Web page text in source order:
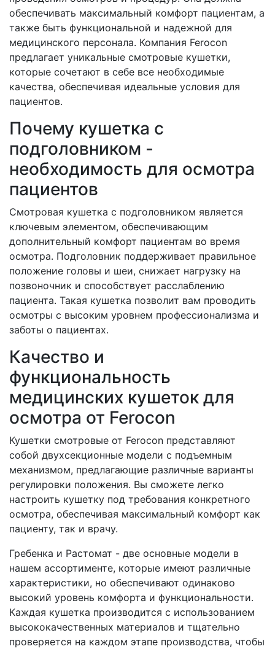
обеспечивать максимальный комфорт пациентам, а
также быть функциональной и надежной для
медицинского персонала. Компания Ferocon
предлагает уникальные смотровые кушетки,
которые сочетают в себе все необходимые
качества, обеспечивая идеальные условия для
пациентов.
Почему кушетка с
подголовником -
необходимость для осмотра
пациентов
Смотровая кушетка с подголовником является
ключевым элементом, обеспечивающим
дополнительный комфорт пациентам во время
осмотра. Подголовник поддерживает правильное
положение головы и шеи, снижает нагрузку на
позвоночник и способствует расслаблению
пациента. Такая кушетка позволит вам проводить
осмотры с высоким уровнем профессионализма и
заботы о пациентах.
Качество и
функциональность
медицинских кушеток для
осмотра от Ferocon
Кушетки смотровые от Ferocon представляют
собой двухсекционные модели с подъемным
механизмом, предлагающие различные варианты
регулировки положения. Вы сможете легко
настроить кушетку под требования конкретного
осмотра, обеспечивая максимальный комфорт как
пациенту, так и врачу.
Гребенка и Растомат - две основные модели в
нашем ассортименте, которые имеют различные
характеристики, но обеспечивают одинаково
высокий уровень комфорта и функциональности.
Каждая кушетка производится с использованием
высококачественных материалов и тщательно
проверяется на каждом этапе производства, чтобы